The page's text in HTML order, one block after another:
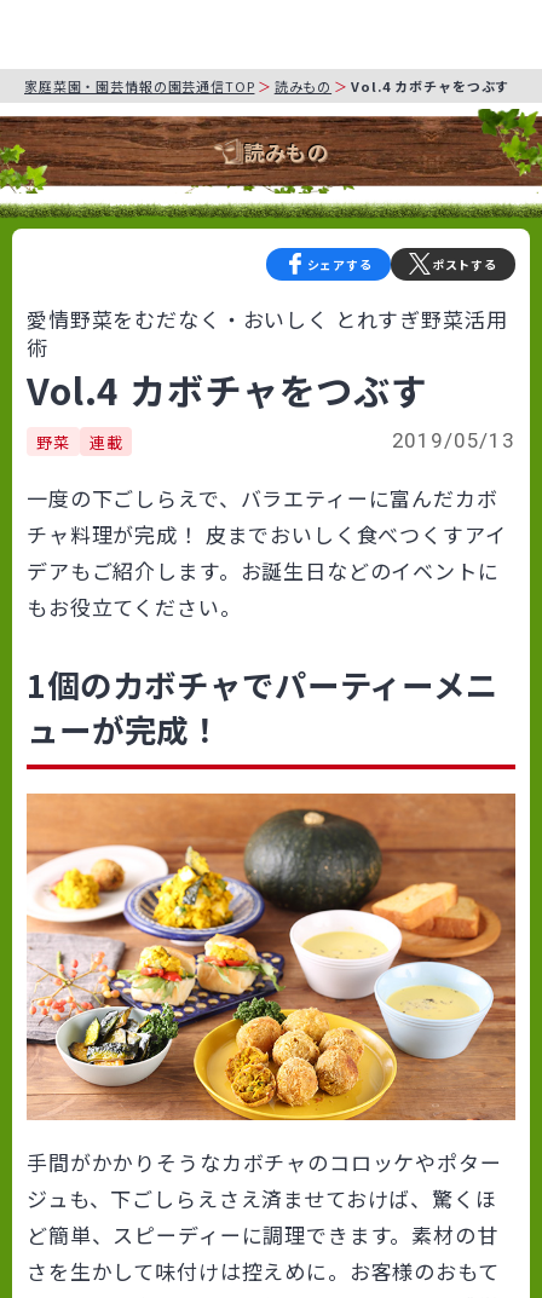
家庭菜園・園芸情報の園芸通信TOP 読みもの Vol.4 カボチャをつぶす
読みもの
シェアする ポストする
愛情野菜をむだなく・おいしく とれすぎ野菜活用
術
Vol.4 カボチャをつぶす
野菜 連載 2019/05/13
一度の下ごしらえで、バラエティーに富んだカボ
チャ料理が完成！ 皮までおいしく食べつくすアイ
デアもご紹介します。お誕生日などのイベントに
もお役立てください。
1個のカボチャでパーティーメニ
ューが完成！
手間がかかりそうなカボチャのコロッケやポター
ジュも、下ごしらえさえ済ませておけば、驚くほ
ど簡単、スピーディーに調理できます。素材の甘
さを生かして味付けは控えめに。お客様のおもて